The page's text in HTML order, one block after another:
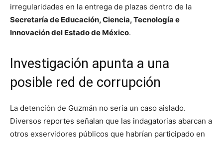
irregularidades en la entrega de plazas dentro de la
Secretaría de Educación, Ciencia, Tecnología e
Innovación del Estado de México.
Investigación apunta a una
posible red de corrupción
La detención de Guzmán no sería un caso aislado.
Diversos reportes señalan que las indagatorias abarcan a
otros exservidores públicos que habrían participado en